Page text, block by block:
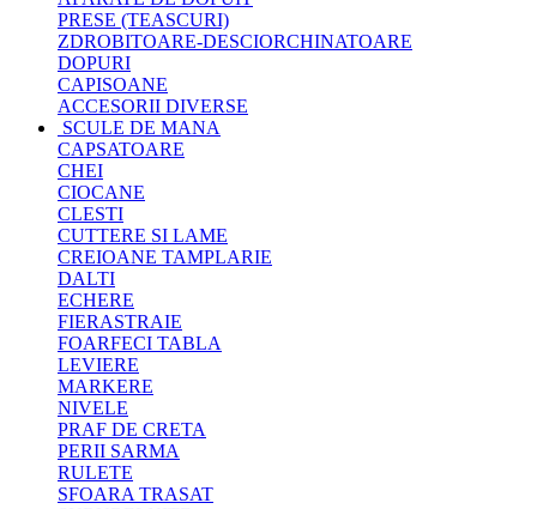
PRESE (TEASCURI)
ZDROBITOARE-DESCIORCHINATOARE
DOPURI
CAPISOANE
ACCESORII DIVERSE
SCULE DE MANA
CAPSATOARE
CHEI
CIOCANE
CLESTI
CUTTERE SI LAME
CREIOANE TAMPLARIE
DALTI
ECHERE
FIERASTRAIE
FOARFECI TABLA
LEVIERE
MARKERE
NIVELE
PRAF DE CRETA
PERII SARMA
RULETE
SFOARA TRASAT